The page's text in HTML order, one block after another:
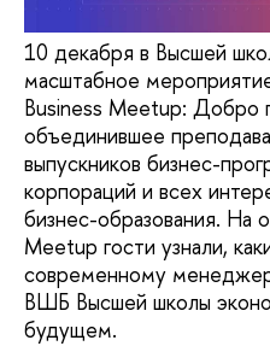
10 декабря в Высшей
масштабное
Business Meetup: Добро
объединившее
выпускников бизнес-
корпораций и всех
бизнес-образования. На
Meetup гости узнали,
современному
ВШБ Высшей школы
будущем.